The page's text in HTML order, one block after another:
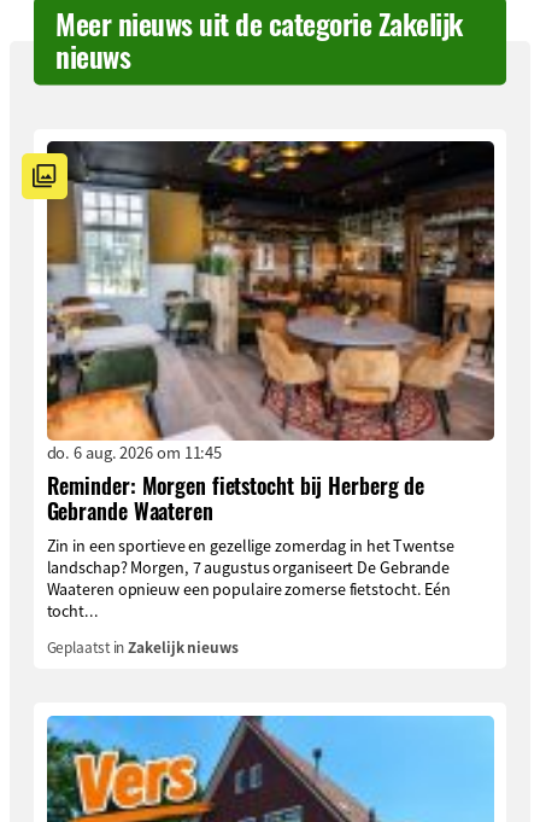
Meer nieuws uit de categorie Zakelijk
nieuws
do. 6 aug. 2026 om 11:45
Reminder: Morgen fietstocht bij Herberg de
Gebrande Waateren
Zin in een sportieve en gezellige zomerdag in het Twentse
landschap? Morgen, 7 augustus organiseert De Gebrande
Waateren opnieuw een populaire zomerse fietstocht. Eén
tocht...
Geplaatst inZakelijk nieuws